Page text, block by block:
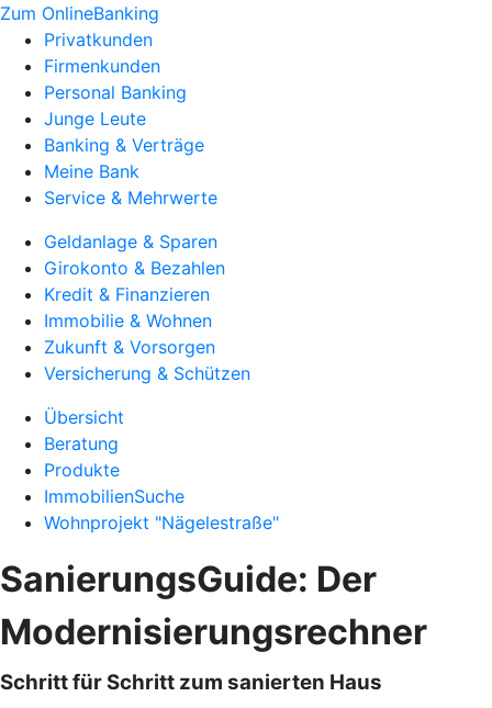
Zum OnlineBanking
Privatkunden
Firmenkunden
Personal Banking
Junge Leute
Banking & Verträge
Meine Bank
Service & Mehrwerte
Geldanlage & Sparen
Girokonto & Bezahlen
Kredit & Finanzieren
Immobilie & Wohnen
Zukunft & Vorsorgen
Versicherung & Schützen
Übersicht
Beratung
Produkte
ImmobilienSuche
Wohnprojekt "Nägelestraße"
SanierungsGuide: Der
Modernisierungsrechner
Schritt für Schritt zum sanierten Haus